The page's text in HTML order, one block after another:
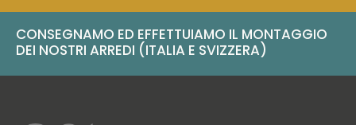
CONSEGNAMO ED EFFETTUIAMO IL MONTAGGIO
DEI NOSTRI ARREDI (ITALIA E SVIZZERA)